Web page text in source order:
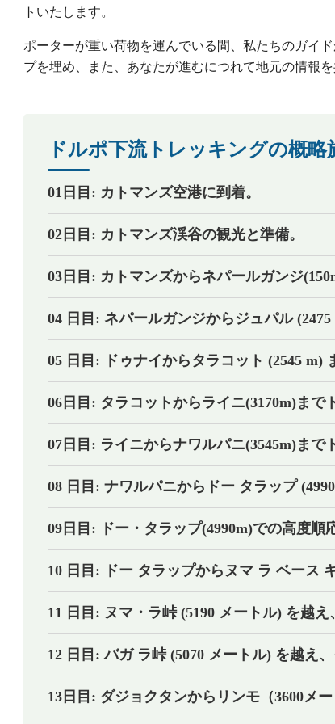
トいたします。
ポーターが重い荷物を運んでいる間、私たちのガイ
プを埋め、また、あなたが進むにつれて地元の情報を
ドルポ下流トレッキングの概略
01日目: カトマンズ空港に到着。
02日目: カトマンズ渓谷の観光と準備。
03日目: カトマンズからネパールガンジ
04 日目: ネパールガンジからジュパル
05 日目: ドゥナイからタラコット (2545 m)
06日目: タラコットからライニ(3170m)まで
07日目: ライニからナワルパニ(3545m)まで
08 日目: ナワルパニからドー タラップ
09日目: ドー・タラップ(4990m)での高度順
10 日目: ドー タラップからヌマ ラ ベース
11 日目: ヌマ・ラ峠 (5190 メートル) を越
12 日目: バガ ラ峠 (5070 メートル) を越え
13日目: ダジョクタンからリンモ（3600メ